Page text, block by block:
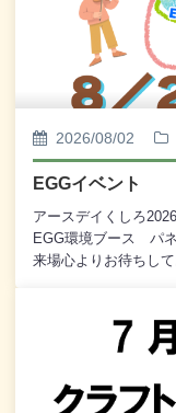
2026/08/02
EGGイベント
アースデイくしろ
EGG環境ブース パ
来場心よりお待ちして